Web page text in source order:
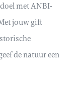
met ANBI-
jouw gift
de natuur een